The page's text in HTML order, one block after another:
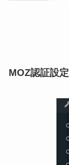
MOZ認証設定